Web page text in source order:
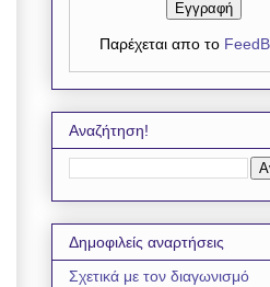
Παρέχεται απο το
Αναζήτηση!
Δημοφιλείς αναρτήσεις
Σχετικά με τον διαγωνισμό